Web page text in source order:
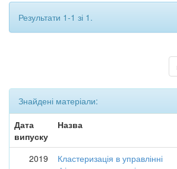
Результати 1-1 зі 1.
Знайдені матеріали:
Дата
випуску
Назва
2019
Кластеризація в управлінні